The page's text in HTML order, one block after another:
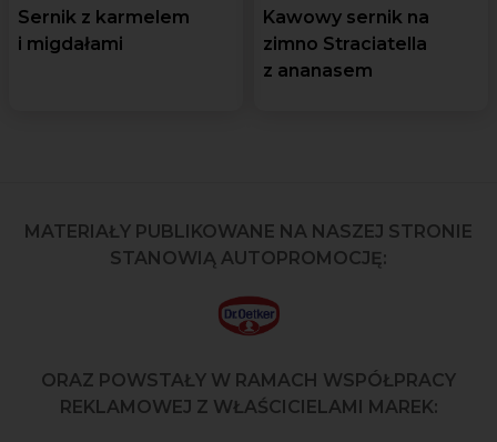
Sernik z karmelem
i migdałami
Kawowy sernik na
zimno Straciatella
z ananasem
MATERIAŁY PUBLIKOWANE NA NASZEJ STRONIE
STANOWIĄ AUTOPROMOCJĘ:
ORAZ POWSTAŁY W RAMACH WSPÓŁPRACY
REKLAMOWEJ Z WŁAŚCICIELAMI MAREK: